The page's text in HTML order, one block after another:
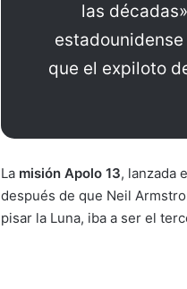
las
que el expiloto
La misión Apolo 13, lanzada
después de que Neil
pisar la Luna, iba a ser el